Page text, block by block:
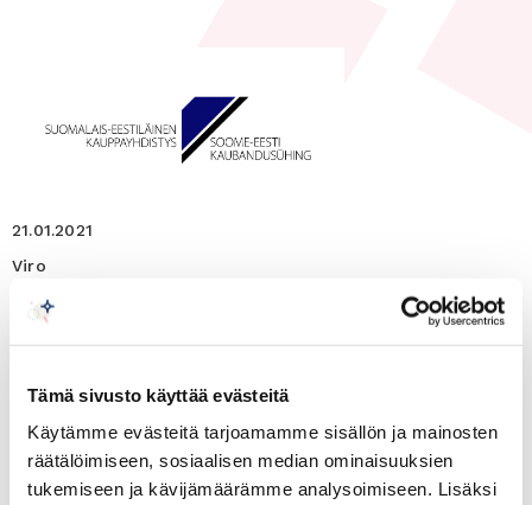
Tämä sivusto käyttää evästeitä
Käytämme evästeitä tarjoamamme sisällön ja mainosten
räätälöimiseen, sosiaalisen median ominaisuuksien
tukemiseen ja kävijämäärämme analysoimiseen. Lisäksi
21.01.2021
Viro
Viexpon webinaarisarja: Viron
markkinanäkymät 21.1.2021